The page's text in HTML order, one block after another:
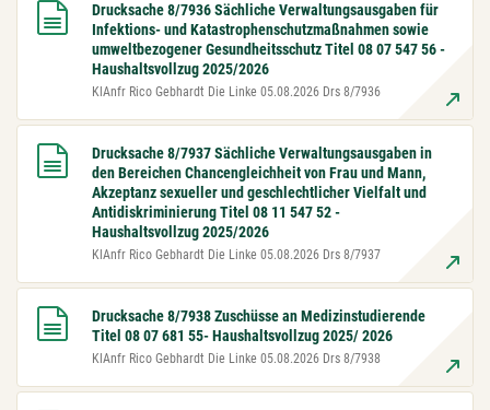
Drucksache 8/7936 Sächliche Verwaltungsausgaben für
Infektions- und Katastrophenschutzmaßnahmen sowie
umweltbezogener Gesundheitsschutz Titel 08 07 547 56 -
Haushaltsvollzug 2025/2026
KlAnfr Rico Gebhardt Die Linke 05.08.2026 Drs 8/7936
Drucksache 8/7937 Sächliche Verwaltungsausgaben in
den Bereichen Chancengleichheit von Frau und Mann,
Akzeptanz sexueller und geschlechtlicher Vielfalt und
Antidiskriminierung Titel 08 11 547 52 -
Haushaltsvollzug 2025/2026
KlAnfr Rico Gebhardt Die Linke 05.08.2026 Drs 8/7937
Drucksache 8/7938 Zuschüsse an Medizinstudierende
Titel 08 07 681 55- Haushaltsvollzug 2025/ 2026
KlAnfr Rico Gebhardt Die Linke 05.08.2026 Drs 8/7938